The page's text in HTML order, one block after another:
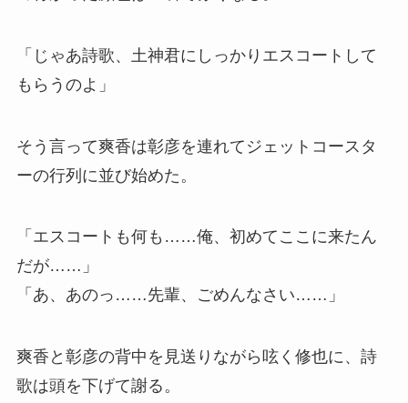
「じゃあ詩歌、土神君にしっかりエスコートして
もらうのよ」
そう言って爽香は彰彦を連れてジェットコースタ
ーの行列に並び始めた。
「エスコートも何も……俺、初めてここに来たん
だが……」
「あ、あのっ……先輩、ごめんなさい……」
爽香と彰彦の背中を見送りながら呟く修也に、詩
歌は頭を下げて謝る。